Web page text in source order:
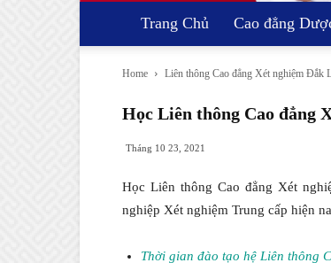
Trang Chủ Cao đẳng
Home Liên thông Cao đẳng Xét nghiệm Đắk
Học Liên thông Cao đẳng
Tháng 10 23, 2021
Học Liên thông Cao đẳng Xét
nghiệp Xét nghiệm Trung cấp hiện
Thời gian đào tạo hệ Liên thông